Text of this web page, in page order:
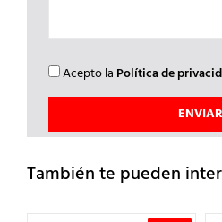
Acepto la Política de
También te pueden